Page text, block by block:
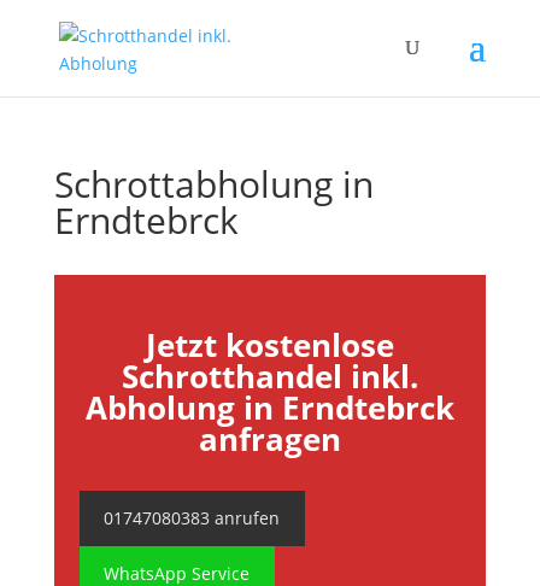
Schrottabholung in
Erndtebrck
Jetzt kostenlose
Schrotthandel inkl.
Abholung in Erndtebrck
anfragen
01747080383 anrufen
WhatsApp Service